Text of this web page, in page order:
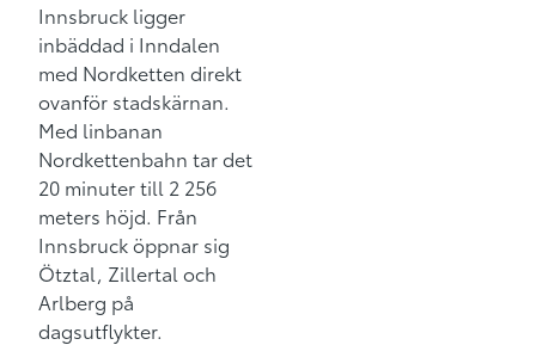
Innsbruck ligger
inbäddad i Inndalen
med Nordketten direkt
ovanför stadskärnan.
Med linbanan
Nordkettenbahn tar det
20 minuter till 2 256
meters höjd. Från
Innsbruck öppnar sig
Ötztal, Zillertal och
Arlberg på
dagsutflykter.